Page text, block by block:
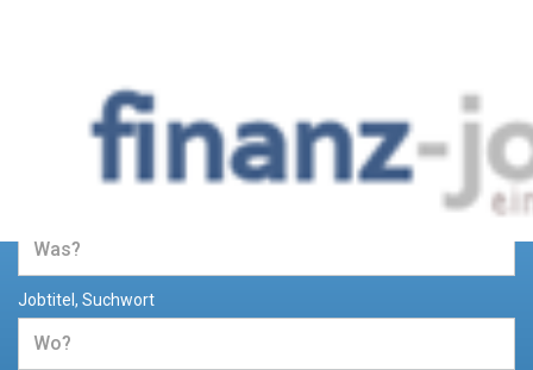
Jobs und Stellenangebote im
Bereich Finanzen
Jobtitel, Suchwort